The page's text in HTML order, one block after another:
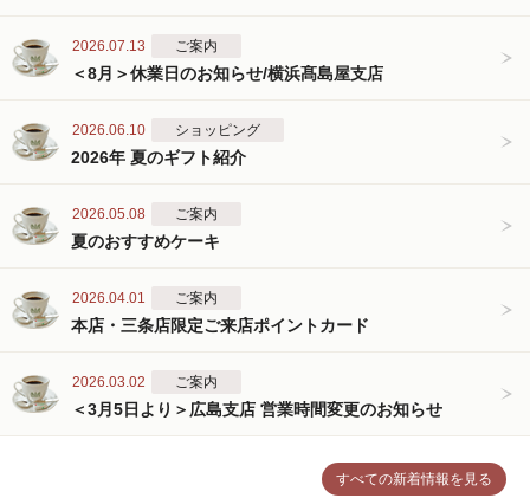
すべての新着情報を見る
2026.07.13 ご案内
＜8月＞休業日のお知らせ/横浜髙島屋支店
2026.06.10 ショッピング
2026年 夏のギフト紹介
2026.05.08 ご案内
夏のおすすめケーキ
2026.04.01 ご案内
本店・三条店限定ご来店ポイントカード
2026.03.02 ご案内
＜3月5日より＞広島支店 営業時間変更のお知らせ